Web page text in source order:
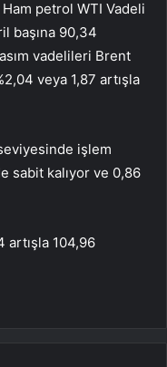
Ham petrol WTI Vadeli
başına 90,34
vadelileri Brent
veya 1,87 artışla
işlem
sabit kalıyor ve 0,86
artışla 104,96